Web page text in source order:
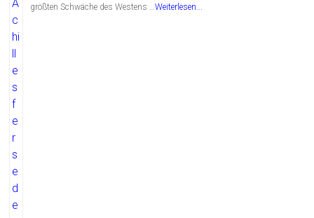
größten Schwäche des Westens …Weiterlesen...